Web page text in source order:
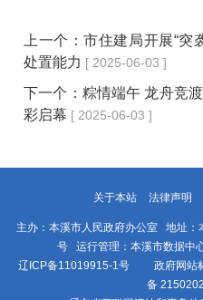
上一个：市住建局开展“突
处置能力 [ 2025-06-03 ]
下一个： 粽情端午 龙舟竞
彩启幕 [ 2025-06-03 ]
关于本站 法律声明
主办：本溪市人民政府办公室 地址：
号 运行管理：本溪市数据中
辽ICP备11019915-1号 政府网站
备